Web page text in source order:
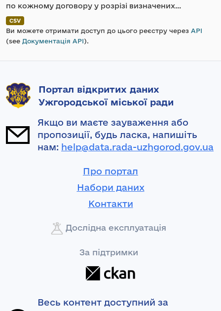
по кожному договору у розрізі визначених...
CSV
Ви можете отримати доступ до цього реєстру через API
(see Документація API).
Портал відкритих даних
Ужгородської міської ради
Якщо ви маєте зауваження або
пропозиції, будь ласка, напишіть
нам: help@data.rada-uzhgorod.gov.ua
Про портал
Набори даних
Контакти
Дослідна експлуатація
За підтримки
Весь контент доступний за